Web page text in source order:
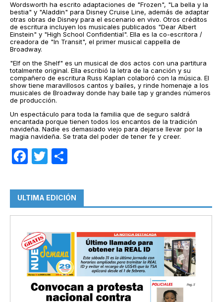
Wordsworth ha escrito adaptaciones de "Frozen", "La bella y la
bestia" y "Aladdin" para Disney Cruise Line, además de adaptar
otras obras de Disney para el escenario en vivo. Otros créditos
de escritura incluyen los musicales publicados "Dear Albert
Einstein" y "High School Confidential". Ella es la co-escritora /
creadora de "In Transit", el primer musical cappella de
Broadway.
"Elf on the Shelf" es un musical de dos actos con una partitura
totalmente original. Ella escribió la letra de la canción y su
compañero de escritura Russ Kaplan colaboró ​​con la música. El
show tiene maravillosos cantos y bailes, y rinde homenaje a los
musicales de Broadway donde hay baile tap y grandes números
de producción.
Un espectáculo para toda la familia que de seguro saldrá
encantada porque tienen todos los encantos de la tradición
navideña. Nadie es demasiado viejo para dejarse llevar por la
magia navideña. Se trata del poder de tener fe y creer.
Facebook
Twitter
ULTIMA EDICIÓN